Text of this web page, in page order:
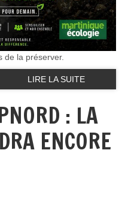
de la préserver.
LIRE LA SUITE
: LA
ENCORE